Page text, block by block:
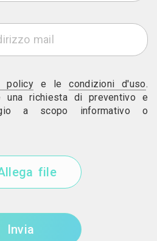
policy e lecondizioni d'uso.
una richiesta di preventivo e
a scopo informativo o
file
Invia